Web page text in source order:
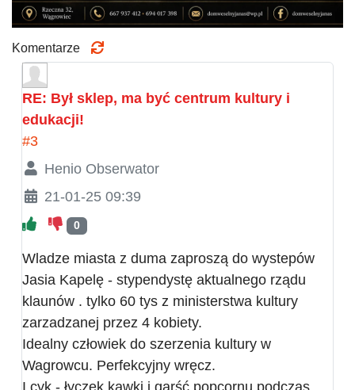
Komentarze
RE: Był sklep, ma być centrum kultury i
edukacji!
#3
Henio Obserwator
21-01-25 09:39
0
Wladze miasta z duma zaproszą do wystepów
Jasia Kapelę - stypendystę aktualnego rządu
klaunów . tylko 60 tys z ministerstwa kultury
zarzadzanej przez 4 kobiety.
Idealny człowiek do szerzenia kultury w
Wagrowcu. Perfekcyjny wręcz.